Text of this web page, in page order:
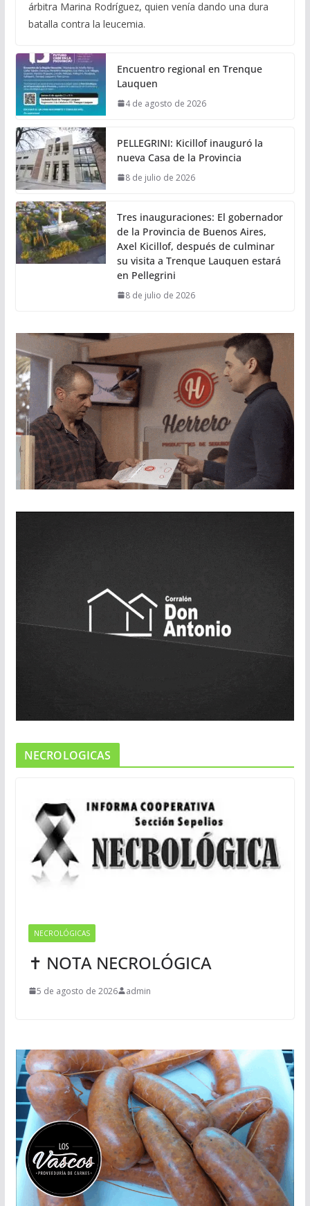
árbitra Marina Rodríguez, quien venía dando una dura
batalla contra la leucemia.
Encuentro regional en Trenque
Lauquen
4 de agosto de 2026
PELLEGRINI: Kicillof inauguró la
nueva Casa de la Provincia
8 de julio de 2026
Tres inauguraciones: El gobernador
de la Provincia de Buenos Aires,
Axel Kicillof, después de culminar
su visita a Trenque Lauquen estará
en Pellegrini
8 de julio de 2026
NECROLOGICAS
NECROLÓGICAS
✝ NOTA NECROLÓGICA
5 de agosto de 2026 admin